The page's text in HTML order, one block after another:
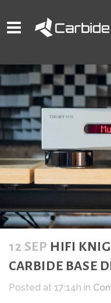
12 SEP HIFI
CARBIDE BASE
Posted at 17:14h in